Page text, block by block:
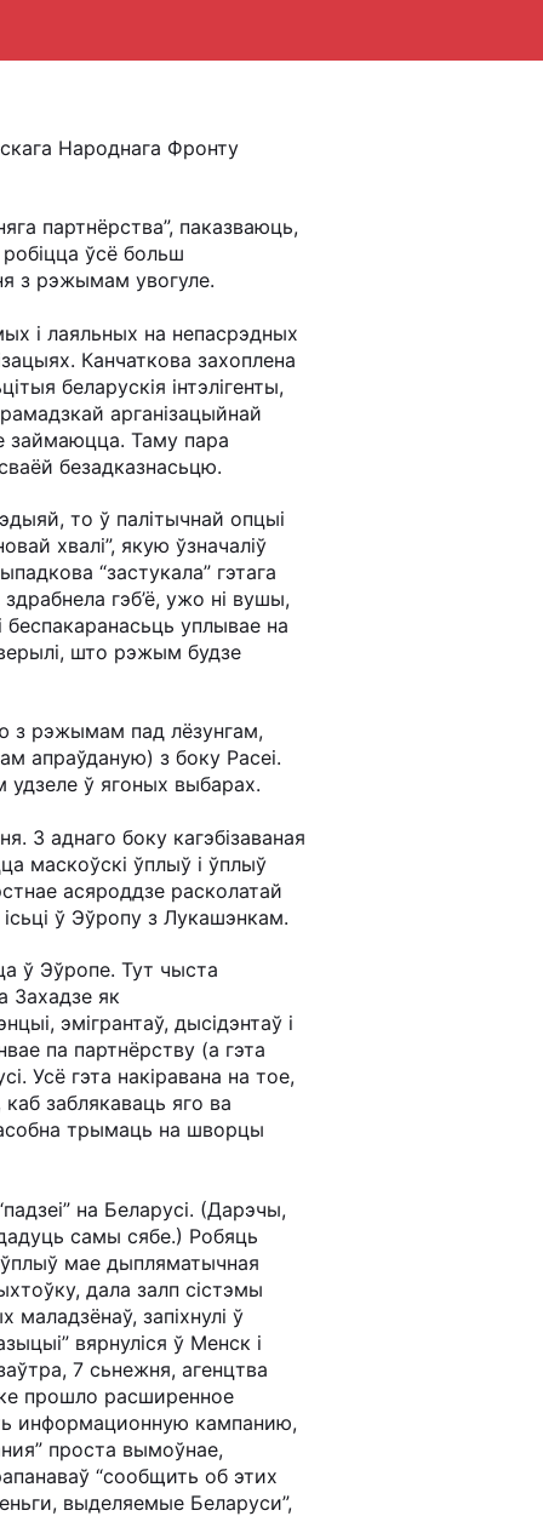
Народнага Фронту
партнёрства”, паказваюць,
ўсё больш
з рэжымам увогуле.
і лаяльных на непасрэдных
Канчаткова захоплена
беларускія інтэлігенты,
арганізацыйнай
займаюцца. Таму пара
безадказнасьцю.
то ў палітычнай опцыі
хвалі”, якую ўзначаліў
“застукала” гэтага
гэб’ё, ужо ні вушы,
уплывае на
што рэжым будзе
з рэжымам пад лёзунгам,
апраўданую) з боку Расеі.
удзеле ў ягоных выбарах.
З аднаго боку кагэбізаваная
маскоўскі ўплыў і ўплыў
асяроддзе расколатай
ў Эўропу з Лукашэнкам.
ў Эўропе. Тут чыста
Захадзе як
эмігрантаў, дысідэнтаў і
па партнёрству (а гэта
Усё гэта накіравана на тое,
заблякаваць яго ва
трымаць на шворцы
на Беларусі. (Дарэчы,
самы сябе.) Робяць
ўплыў мае дыпляматычная
дала залп сістэмы
маладзёнаў, запіхнулі ў
вярнуліся ў Менск і
7 сьнежня, агенцтва
прошло расширенное
информационную кампанию,
проста вымоўнае,
“сообщить об этих
выделяемые Беларуси”,